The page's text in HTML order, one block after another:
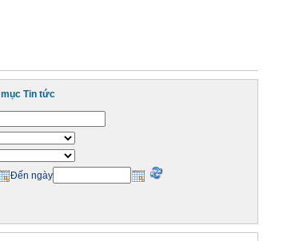
Tin tức
Đến ngày